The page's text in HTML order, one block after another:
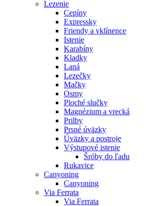
Lezenie
Cepíny
Expressky
Friendy a vklínence
Istenie
Karabíny
Kladky
Laná
Lezečky
Mačky
Osmy
Ploché slučky
Magnézium a vrecká
Prilby
Prsné úväzky
Úväzky a postroje
Výstupové istenie
Šróby do ľadu
Rukavice
Canyoning
Canyoning
Via Ferrata
Via Ferrata